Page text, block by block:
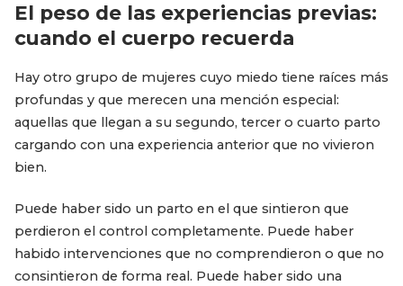
El peso de las experiencias previas:
cuando el cuerpo recuerda
Hay otro grupo de mujeres cuyo miedo tiene raíces más
profundas y que merecen una mención especial:
aquellas que llegan a su segundo, tercer o cuarto parto
cargando con una experiencia anterior que no vivieron
bien.
Puede haber sido un parto en el que sintieron que
perdieron el control completamente. Puede haber
habido intervenciones que no comprendieron o que no
consintieron de forma real. Puede haber sido una